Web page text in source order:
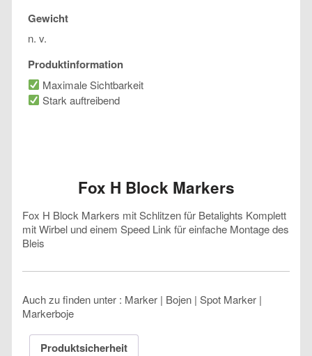
Fox H Block Markers
Fox H Block Markers mit Schlitzen für Betalights Komplett
mit Wirbel und einem Speed Link für einfache Montage des
Bleis
Auch zu finden unter : Marker | Bojen | Spot Marker |
Markerboje
Gewicht
n. v.
Produktinformation
Maximale Sichtbarkeit
Stark auftreibend
Produktsicherheit